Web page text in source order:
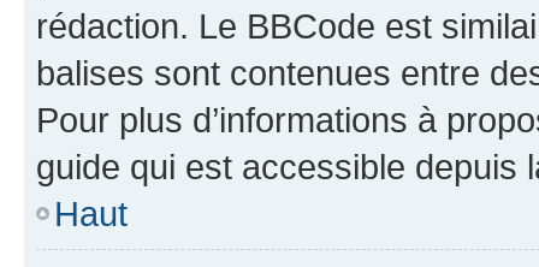
rédaction. Le BBCode est
balises sont contenues entre
Pour plus d’informations à
guide qui est accessible depuis
Haut